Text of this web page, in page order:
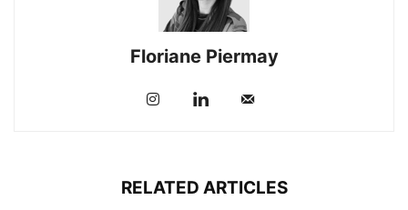
Floriane Piermay
RELATED ARTICLES